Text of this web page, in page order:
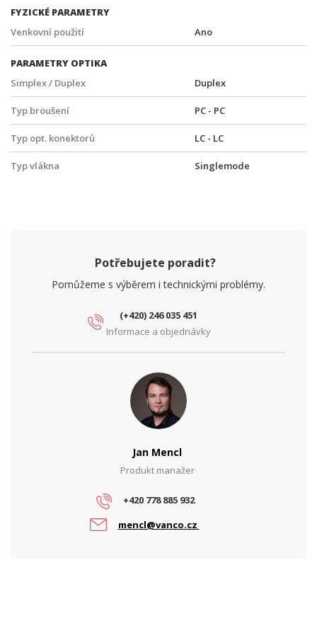
FYZICKÉ PARAMETRY
Venkovní použití
Ano
PARAMETRY OPTIKA
Simplex / Duplex
Duplex
Typ broušení PC - PC
Typ opt. konektorů LC - LC
Typ vlákna Singlemode
Potřebujete poradit?
Pomůžeme s výběrem i technickými problémy.
(+420) 246 035 451
Informace a objednávky
Jan Mencl
Produkt manažer
+420 778 885 932
mencl@vanco.cz